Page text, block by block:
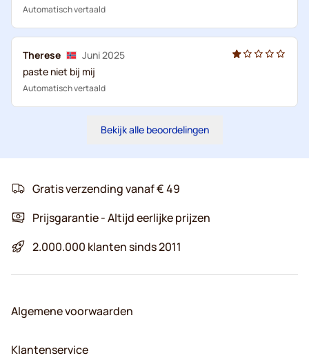
Automatisch vertaald
Therese
Juni 2025
paste niet bij mij
Automatisch vertaald
Bekijk alle beoordelingen
Gratis verzending vanaf € 49
Prijsgarantie - Altijd eerlijke prijzen
2.000.000 klanten sinds 2011
Algemene voorwaarden
Klantenservice